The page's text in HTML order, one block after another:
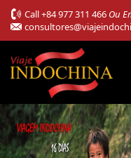
Call+84 977 311 466 Ou